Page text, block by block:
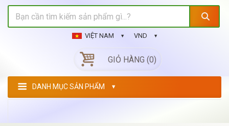
VIỆT NAM VND
GIỎ HÀNG (0)
DANH MỤC SẢN PHẨM